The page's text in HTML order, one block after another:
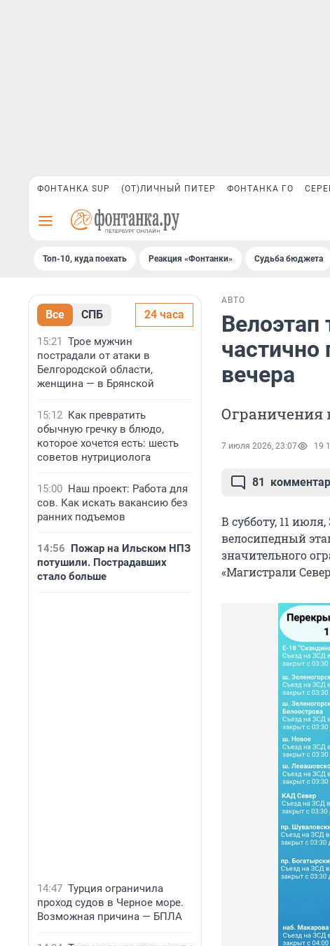
ФОНТАНКА SUP (ОТ)ЛИЧНЫЙ ПИТЕР ФОНТАНКА ГО
Топ-10, куда поехать Реакция «Фонтанки» Судьба бюджета
Все СПБ 24 часа
15:21 Трое мужчин
пострадали от атаки в
Белгородской области,
женщина — в Брянской
15:12 Как превратить
обычную гречку в блюдо,
которое хочется есть: шесть
советов нутрициолога
15:00 Наш проект: Работа для
сов. Как искать вакансию без
ранних подъемов
14:56 Пожар на Ильском НПЗ
потушили. Пострадавших
стало больше
14:47 Турция ограничила
проход судов в Черное море.
Возможная причина — БПЛА
АВТО
частично
вечера
Ограничения
7 июля 2026, 23:07 19
81
В субботу, 11
велосипедный
значительного
«Магистрали